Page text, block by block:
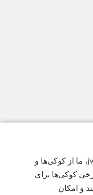
برای ارائهٔ بهترین تجربهٔ ممکن در jw.org، ما از کوکی‌ها و
کوکی‌ها برای
و امکان